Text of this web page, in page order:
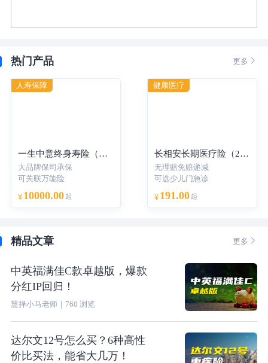
热门产品 更多 
一生中意终身寿险（分红型）-年交
大品牌保司承保
可关联万能险
¥ 10000.00 起
人寿保障
长相安长期医疗险（20年保证续保）—个人版
无理赔免赔递减
可选少儿门急诊
¥ 191.00 起
健康医疗
精品文章 更多 
中英福满佳C款卓越版，爆款
分红IP回归！
慧择小马老师｜ 760 浏览
达尔文12号怎么买？6种高性
价比买法，能省大几万！